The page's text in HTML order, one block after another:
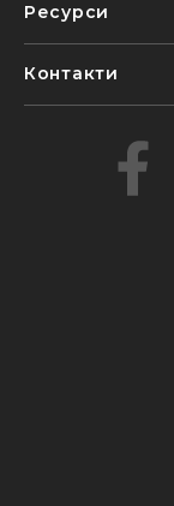
Ресурси
Контакти